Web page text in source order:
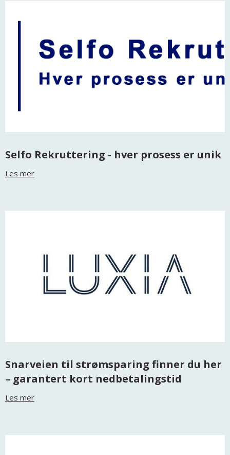
Selfo Rekruttering - hver prosess er unik
Les mer
Snarveien til strømsparing finner du her
– garantert kort nedbetalingstid
Les mer